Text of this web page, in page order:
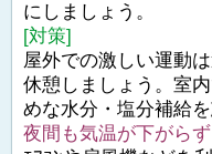
にしましょう。
[対策]
屋外での激しい運動
休憩しましょう。室
めな水分・塩分補給を
夜間も気温が下がら